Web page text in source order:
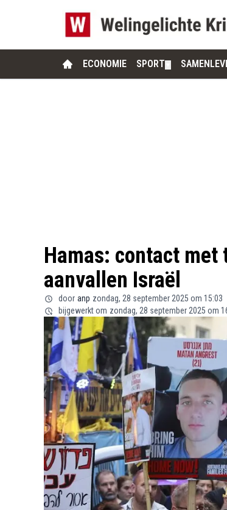
ECONOMIE SPORT
Hamas: contact
aanvallen Israël
door anp zondag, 28 september 2025 om 15:03
bijgewerkt om zondag, 28 september 2025 om